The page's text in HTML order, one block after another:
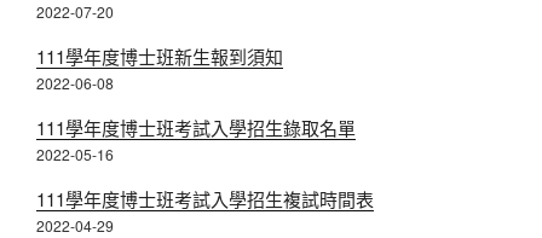
2022-07-20
111學年度博士班新生報到須知
2022-06-08
111學年度博士班考試入學招生錄取名單
2022-05-16
111學年度博士班考試入學招生複試時間表
2022-04-29